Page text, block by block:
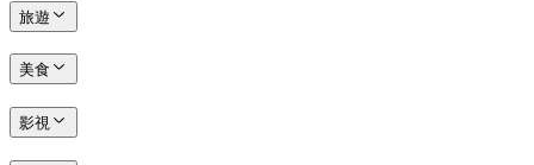
旅遊
美食
影視